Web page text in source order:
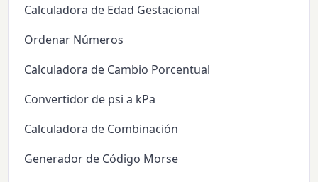
Calculadora de Edad Gestacional
Ordenar Números
Calculadora de Cambio Porcentual
Convertidor de psi a kPa
Calculadora de Combinación
Generador de Código Morse